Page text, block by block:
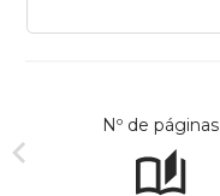
Nº de páginas